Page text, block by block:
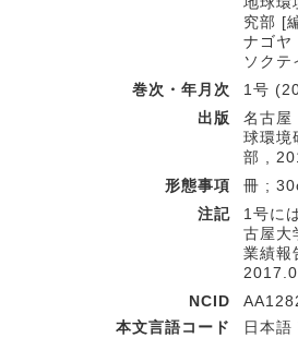
究部 [
ナゴヤ
ソクテ
巻次・年月次
1号
出版
名古屋
球環境
部 ,
形態事項
冊 ;
注記
1号に
古屋大
業績報
NCID
本文言語コード
日本語